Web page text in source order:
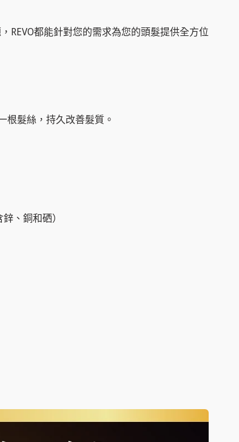
REVO都能針對您的需求為您的頭髮提供全方位
根髮絲，持久改善髮質。
、銅和硒）